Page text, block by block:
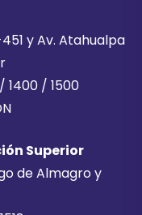
y Av. Atahualpa
1400 / 1500
Superior
de Almagro y